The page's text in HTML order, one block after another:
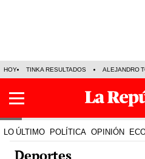
HOY TINKA RESULTADOS ALEJANDRO
LO ÚLTIMO POLÍTICA OPINIÓN
Deportes